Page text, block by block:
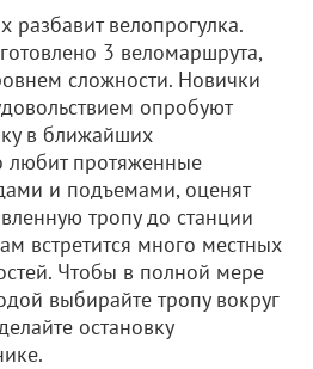
велопрогулка.
3 веломаршрута,
сложности. Новички
опробуют
в ближайших
любит протяженные
и подъемами, оценят
тропу до станции
встретится много местных
Чтобы в полной мере
выбирайте тропу вокруг
остановку